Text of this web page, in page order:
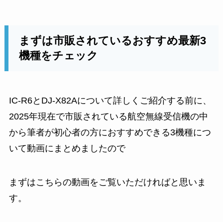
まずは市販されているおすすめ最新3
機種をチェック
IC-R6とDJ-X82Aについて詳しくご紹介する前に、
2025年現在で市販されている航空無線受信機の中
から筆者が初心者の方におすすめできる3機種につ
いて動画にまとめましたので
まずはこちらの動画をご覧いただければと思いま
す。